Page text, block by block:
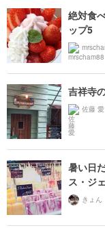
絶対食
ップ5
吉祥寺
佐藤 愛
暑い日
ス・ジ
きょん